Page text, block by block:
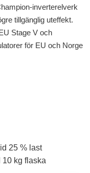
inverterelverk
tillgänglig uteffekt.
Stage V och
för EU och Norge
25 % last
10 kg flaska